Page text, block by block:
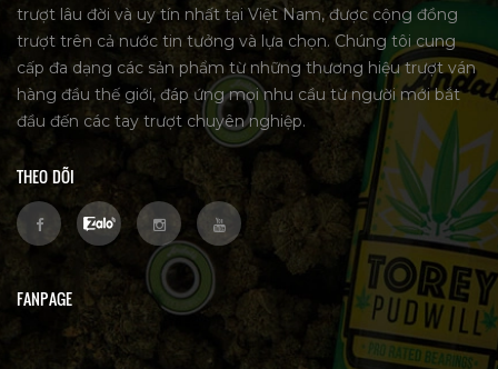
trượt lâu đời và uy tín nhất tại Việt Nam, được cộng đồng
trượt trên cả nước tin tưởng và lựa chọn. Chúng tôi cung
cấp đa dạng các sản phẩm từ những thương hiệu trượt ván
hàng đầu thế giới, đáp ứng mọi nhu cầu từ người mới bắt
đầu đến các tay trượt chuyên nghiệp.
THEO DÕI
FANPAGE